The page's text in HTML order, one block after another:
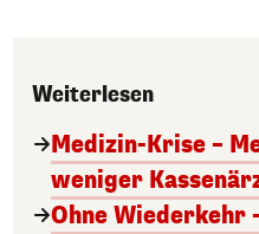
Weiterlesen
Medizin-Krise –
weniger
Ohne Wiederkehr